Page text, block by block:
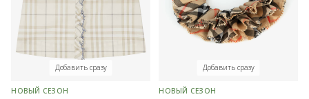
Добавить сразу
НОВЫЙ СЕЗОН
Добавить сразу
НОВЫЙ СЕЗОН